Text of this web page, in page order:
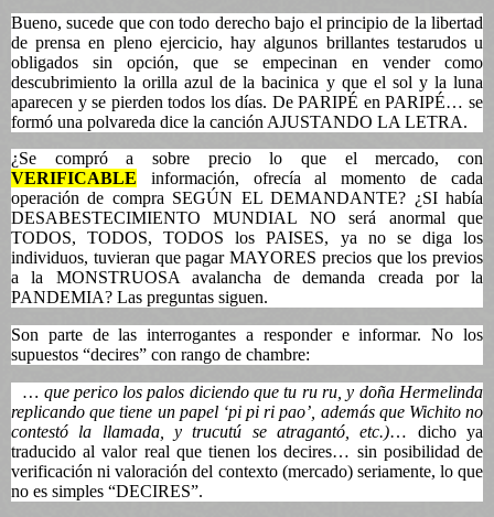
Bueno, sucede que con todo derecho bajo el principio de la libertad
de prensa en pleno ejercicio, hay algunos brillantes testarudos u
obligados sin opción, que se empecinan en vender como
descubrimiento la orilla azul de la bacinica y que el sol y la luna
aparecen y se pierden todos los días. De PARIPÉ en PARIPÉ… se
formó una polvareda dice la canción AJUSTANDO LA LETRA.
¿Se compró a sobre precio lo que el mercado, con
VERIFICABLE información, ofrecía al momento de cada
operación de compra SEGÚN EL DEMANDANTE? ¿SI había
DESABESTECIMIENTO MUNDIAL NO será anormal que
TODOS, TODOS, TODOS los PAISES, ya no se diga los
individuos, tuvieran que pagar MAYORES precios que los previos
a la MONSTRUOSA avalancha de demanda creada por la
PANDEMIA? Las preguntas siguen.
Son parte de las interrogantes a responder e informar. No los
supuestos “decires” con rango de chambre:
… que perico los palos diciendo que tu ru ru, y doña Hermelinda
replicando que tiene un papel ‘pi pi ri pao’, además que Wichito no
contestó la llamada, y trucutú se atragantó, etc.)… dicho ya
traducido al valor real que tienen los decires… sin posibilidad de
verificación ni valoración del contexto (mercado) seriamente, lo que
no es simples “DECIRES”.